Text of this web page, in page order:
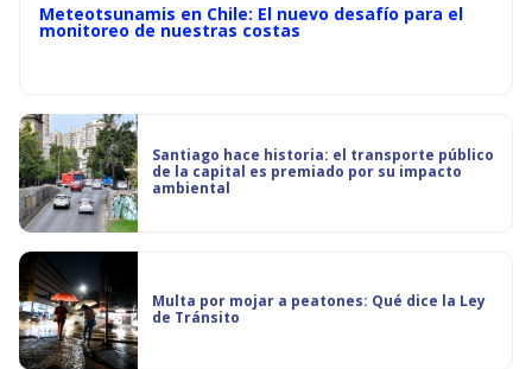
Meteotsunamis en Chile: El nuevo desafío para el
monitoreo de nuestras costas
Santiago hace historia: el transporte público
de la capital es premiado por su impacto
ambiental
Multa por mojar a peatones: Qué dice la Ley
de Tránsito